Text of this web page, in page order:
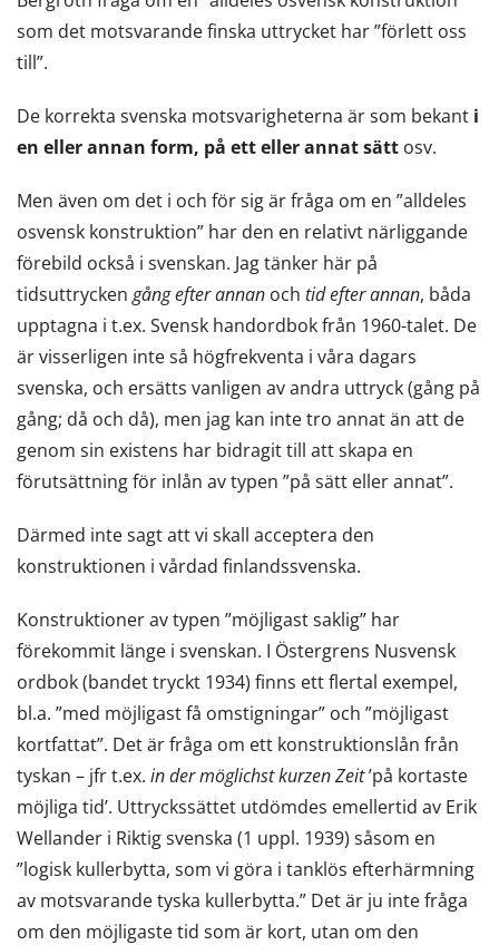
som det motsvarande finska uttrycket har ”förlett oss
till”.
De korrekta svenska motsvarigheterna är som bekant i
en eller annan form, på ett eller annat sätt osv.
Men även om det i och för sig är fråga om en ”alldeles
osvensk konstruktion” har den en relativt närliggande
förebild också i svenskan. Jag tänker här på
tidsuttrycken gång efter annan och tid efter annan, båda
upptagna i t.ex. Svensk handordbok från 1960-talet. De
är visserligen inte så högfrekventa i våra dagars
svenska, och ersätts vanligen av andra uttryck (gång på
gång; då och då), men jag kan inte tro annat än att de
genom sin existens har bidragit till att skapa en
förutsättning för inlån av typen ”på sätt eller annat”.
Därmed inte sagt att vi skall acceptera den
konstruktionen i vårdad finlandssvenska.
Konstruktioner av typen ”möjligast saklig” har
förekommit länge i svenskan. I Östergrens Nusvensk
ordbok (bandet tryckt 1934) finns ett flertal exempel,
bl.a. ”med möjligast få omstigningar” och ”möjligast
kortfattat”. Det är fråga om ett konstruktionslån från
tyskan – jfr t.ex. in der möglichst kurzen Zeit’på kortaste
möjliga tid’. Uttryckssättet utdömdes emellertid av Erik
Wellander i Riktig svenska (1 uppl. 1939) såsom en
”logisk kullerbytta, som vi göra i tanklös efterhärmning
av motsvarande tyska kullerbytta.” Det är ju inte fråga
om den möjligaste tid som är kort, utan om den